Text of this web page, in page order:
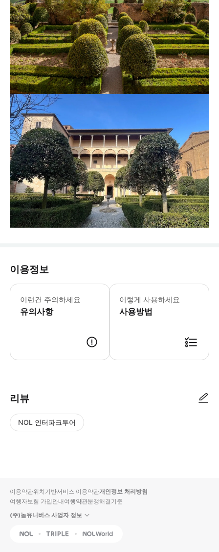
이용정보
이런건 주의하세요
유의사항
피콜로미니 궁전 4월 1일 - 11월 5일
15세기에 교황 비오 2세를 위해 지
이렇게 사용하세요
사용방법
리뷰
NOL 인터파크투어
입니
다.
순
상
이용약관위치기반서비스 이용약관개인정보 처리방침
여행자보험 가입안내여행약관분쟁해결기준
(주)놀유니버스 사업자 정보
NOL Triple Interpark Global